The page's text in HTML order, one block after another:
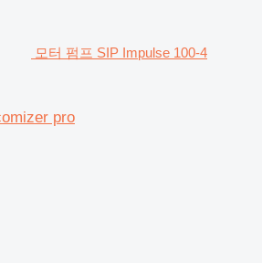
모터 펌프 SIP Impulse 100-4
pro